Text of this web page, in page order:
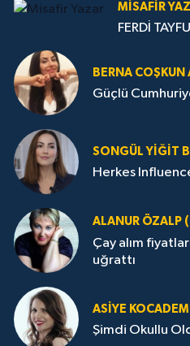
MISAFIR
FERDİ
BERNA COŞKUN
Güçlü
SONGÜL YIĞIT
Herkes
ALANUR ÖZALP
Çay alım
uğrattı
ASIYE
Şimdi Okullu